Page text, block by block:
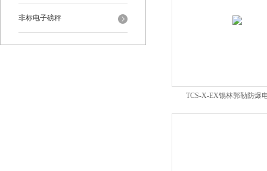
非标电子磅秤
TCS-X-EX锡林郭勒防爆